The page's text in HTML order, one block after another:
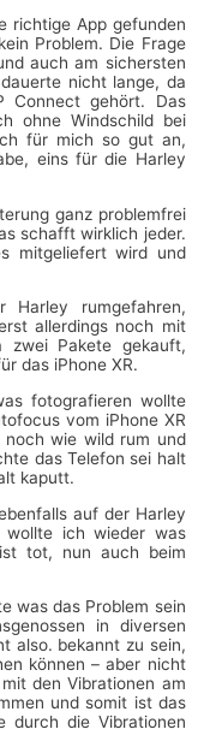
richtige App gefunden
Problem. Die Frage
auch am sichersten
nicht lange, da
Connect gehört. Das
ohne Windschild bei
für mich so gut an,
eins für die Harley
ganz problemfrei
schafft wirklich jeder.
mitgeliefert wird und
rumgefahren,
allerdings noch mit
zwei Pakete gekauft,
das iPhone XR.
fotografieren wollte
vom iPhone XR
wie wild rum und
das Telefon sei halt
kaputt.
auf der Harley
ich wieder was
tot, nun auch beim
was das Problem sein
in diversen
also. bekannt zu sein,
können – aber nicht
den Vibrationen am
und somit ist das
durch die Vibrationen